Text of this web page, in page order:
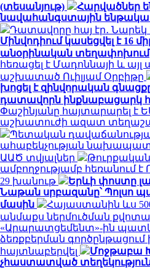
(տեսանյութ)
Հարվածներ
նավահանգստային
Դատավորը հայ էր․
Մինվոդիում կասեցվել է 16
անօրինական
հեռացել է Մադոննայի և
աշխատած Ուիլյամ Օրբիթը
խոցել է զինվորական
դատավորն ինքնաբացարկ
Փաշինյանը հայտարարել է
աշխատուժի ազատ
Պետական դավաճանության
ահաբեկչության
ԱԱԾ տվյալներ
Թուրքական
ամբողջությամբ հեռանում
29 խանութ
Երևի փոստը
Նաթան սրբազանը՝ Պոլսո
մասին
Հայաստանին ևս
անմաքս ներմուծման
«Արարատցեմենտ»-ին
ձեռքբերման
հայտնաբերվել
Մոջթաբա
չհաստատված